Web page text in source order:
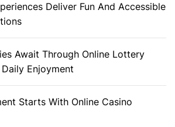
Deliver Fun And Accessible
Await Through Online Lottery
Enjoyment
Starts With Online Casino